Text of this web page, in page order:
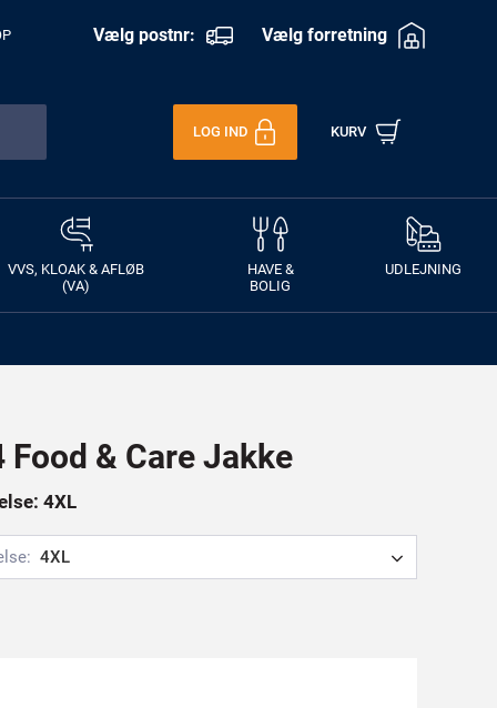
Vælg postnr: Vælg forretning
LOG IND KURV
VVS, KLOAK & AFLØB
(VA)
HAVE &
BOLIG
UDLEJNING
Food & Care Jakke
4XL
4XL